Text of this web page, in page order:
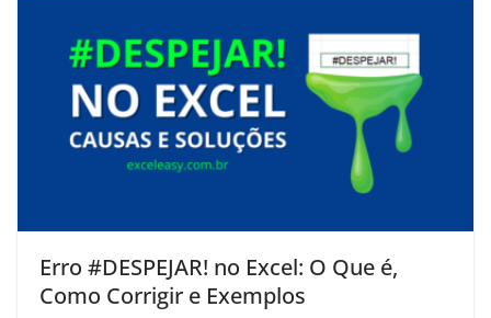
Erro #DESPEJAR! no Excel: O Que é,
Como Corrigir e Exemplos